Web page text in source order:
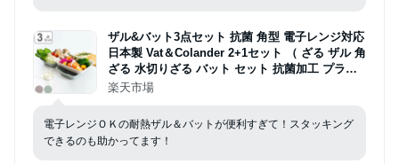
ザル&バット3点セット 抗菌 角型 電子レンジ対応
日本製 Vat＆Colander 2+1セット （ ざる ザル 角
ざる 水切りざる バット セット 抗菌加工 プラス
チック製 下ごしらえ スタッキング コンパクト 調
楽天市場
電子レンジＯＫの耐熱ザル＆バットが便利すぎて！スタッキング
できるのも助かってます！